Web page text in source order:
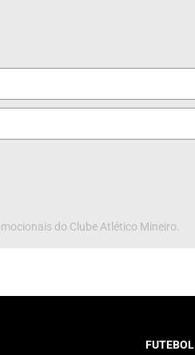
do Clube Atlético Mineiro.
FUTEBOL